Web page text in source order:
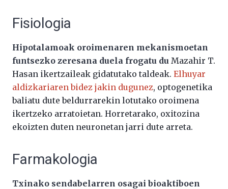
Fisiologia
Hipotalamoak oroimenaren mekanismoetan
funtsezko zeresana duela frogatu du Mazahir T.
Hasan ikertzaileak gidatutako taldeak. Elhuyar
aldizkariaren bidez jakin dugunez, optogenetika
baliatu dute beldurrarekin lotutako oroimena
ikertzeko arratoietan. Horretarako, oxitozina
ekoizten duten neuronetan jarri dute arreta.
Farmakologia
Txinako sendabelarren osagai bioaktiboen